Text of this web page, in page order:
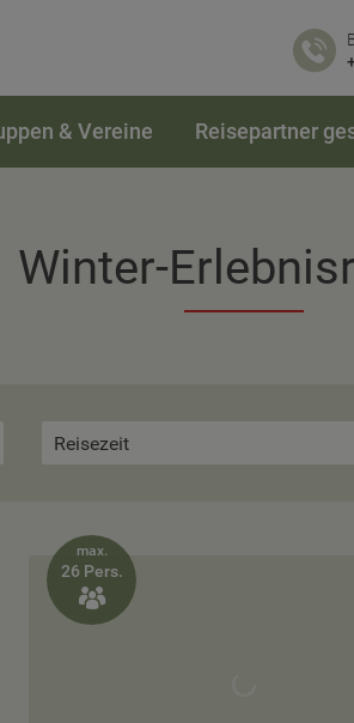
& Vereine Reisepartner
Winter-
Reisezeit
max.
26 Pers.
